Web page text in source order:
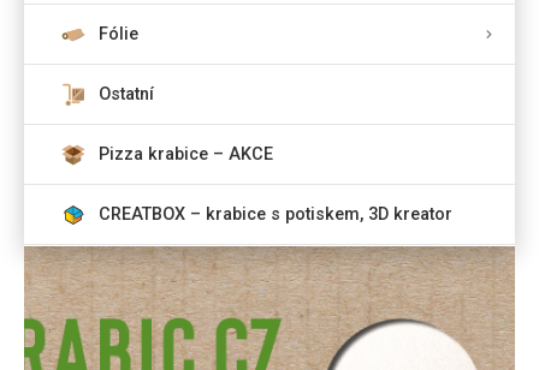
Fólie
Ostatní
Pizza krabice – AKCE
CREATBOX – krabice s potiskem, 3D kreator